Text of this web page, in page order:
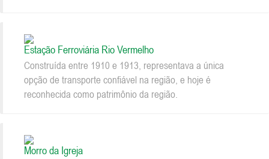
Estação Ferroviária Rio Vermelho
Construída entre 1910 e 1913, representava a única
opção de transporte confiável na região, e hoje é
reconhecida como patrimônio da região.
Morro da Igreja